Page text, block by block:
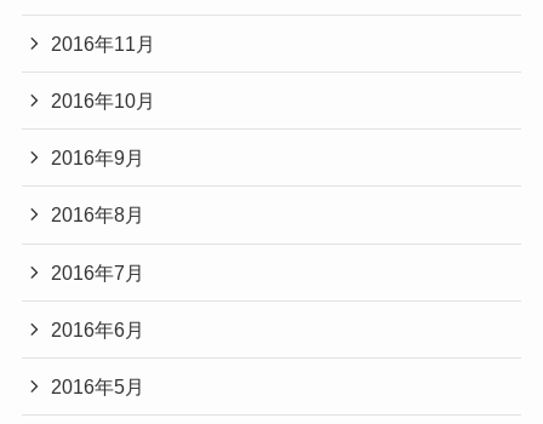
2016年11月
2016年10月
2016年9月
2016年8月
2016年7月
2016年6月
2016年5月